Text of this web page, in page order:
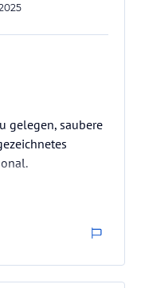
gelegen, saubere